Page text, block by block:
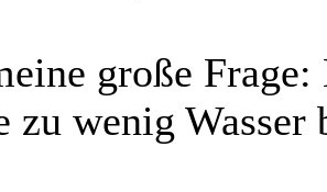
große
zu wenig Wasser